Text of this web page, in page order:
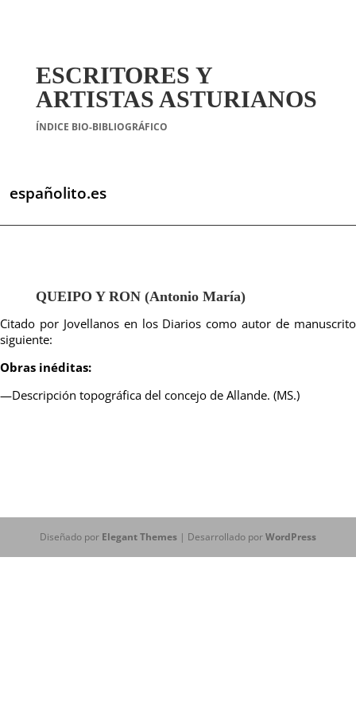
ESCRITORES Y
ARTISTAS ASTURIANOS
ÍNDICE BIO-BIBLIOGRÁFICO
españolito.es
QUEIPO Y RON (Antonio María)
Citado por Jovellanos en los Diarios como autor de manuscrito
siguiente:
Obras inéditas:
—Descripción topográfica del concejo de Allande. (MS.)
Diseñado por Elegant Themes| Desarrollado porWordPress